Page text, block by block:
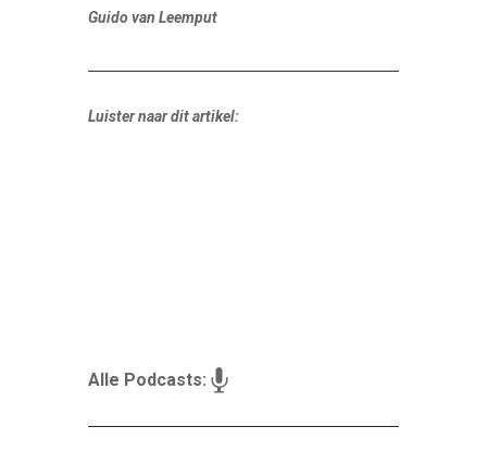
Guido van Leemput
Luister naar dit artikel:
Alle Podcasts: 